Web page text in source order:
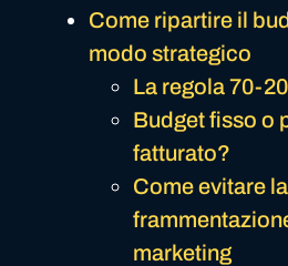
Come ripartire il
modo strategico
La regola 70-
Budget fisso o
fatturato?
Come evitare la
marketing